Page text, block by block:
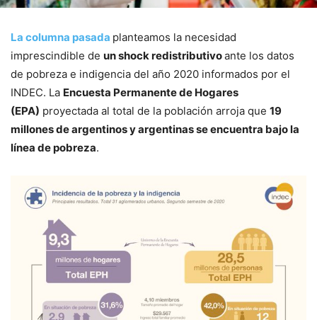
La columna pasada planteamos la necesidad
imprescindible de un shock redistributivoante los datos
de pobreza e indigencia del año 2020 informados por el
INDEC. La Encuesta Permanente de Hogares
(EPA) proyectada al total de la población arroja que 19
millones de argentinos y argentinas se encuentra bajo la
línea de pobreza.